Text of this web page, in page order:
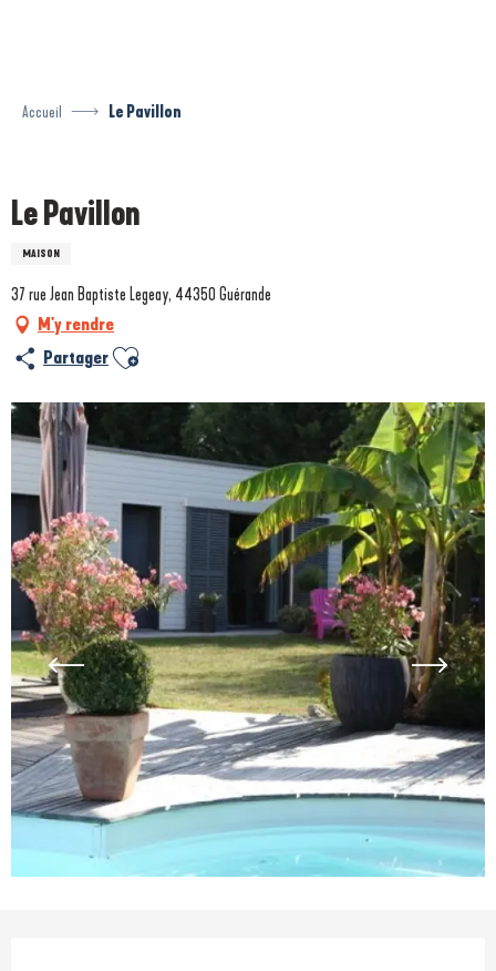
Accueil Le Pavillon
Le Pavillon
MAISON
37 rue Jean Baptiste Legeay, 44350 Guérande
M'y rendre
Partager Ajouter aux favoris